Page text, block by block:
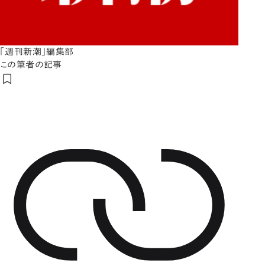
「週刊新潮」編集部
この筆者の記事